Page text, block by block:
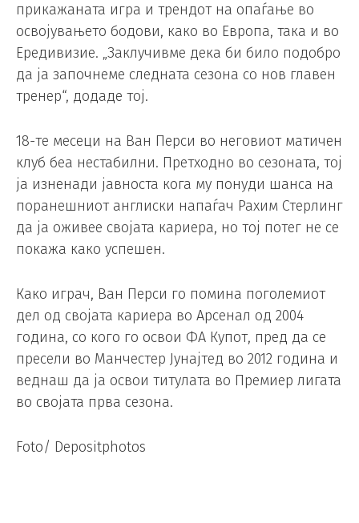
прикажаната игра и трендот на опаѓање во
освојувањето бодови, како во Европа, така и во
Ередивизие. „Заклучивме дека би било подобро
да ја започнеме следната сезона со нов главен
тренер“, додаде тој.
18-те месеци на Ван Перси во неговиот матичен
клуб беа нестабилни. Претходно во сезоната, тој
ја изненади јавноста кога му понуди шанса на
поранешниот англиски напаѓач Рахим Стерлинг
да ја оживее својата кариера, но тој потег не се
покажа како успешен.
Како играч, Ван Перси го помина поголемиот
дел од својата кариера во Арсенал од 2004
година, со кого го освои ФА Купот, пред да се
пресели во Манчестер Јунајтед во 2012 година и
веднаш да ја освои титулата во Премиер лигата
во својата прва сезона.
Foto/ Depositphotos